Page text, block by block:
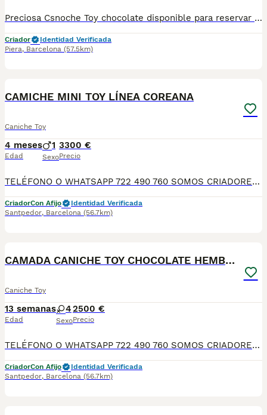
Preciosa Csnoche Toy chocolate disponible para reservar . Centro Canino Vallbonica es mucho más que un centro de cría , es una familia comprometida con el bienestar animal y la cria responsable, siendo Criadores directos, sin intermediarios, con más de 20 años de experiencia. Apostamos por la cría responsable y una cuidada selección por ello todos nuestros bebés nacen y se crían en nuestras instalaciones , asegurando así un correcto desarrollo y una magnífica socialización, consiguiendo en cada ejemplar un carácter juguetón y extrovertido algo primordial para su adaptación como un miembro más en tu familia . Se entregan con el carnet de vacunas con el plan correspondiente a su edad , desparasitados y microchip implantado y activado en registro de Anicom. Facilitamos junto al cachorro contrato de compra con garantías víricas de 15 días y congénitas de 1 año . Contamos con un gran equipo de profesionales entre los que se encuentran educadores, auxiliares y Veterinarios ofreciendo los controles sanitarios necesarios así como continua vigilancia asegurando su bienestar . Hacemos envíos a toda España con empresa de transporte privado, proporcionando un viaje confortable y ofreciendo las atenciones necesarias a nuestros bebés . Si estás interesado en alguno de nuestros ejemplares solicita información sin compromiso al 722269698 . También atendemos vía WhatsApp . PRECIO REAL ( incluye el IVA) .
Criador
Identidad Verificada
Piera, Barcelona (57.5km)
CAMICHE MINI TOY LÍNEA COREANA
Caniche Toy
4 meses
Edad
1
Sexo
3300 €
Precio
TELÉFONO O WHATSAPP 722 490 760 SOMOS CRIADORES DIRECTOS SIN INTERMEDIARIOS! MÁS DE 20 AÑOS EN EL SECTOR NOS AVALAN, VALORANDO TANTO LA CRIA RESPONSABLE COMO TAMBIÉN LA SELECCIÓN PARA MEJORAR LA RAZA DURANTE TODOS ESTOS AÑOS. NUESTROS CACHORROS SE ENTREGAN PREVIAMENTE REVISADOS POR NUESTRO VETERINARIO PROFESIONAL Y BAJO LOS MAS ESTRICTOS CONTROLES DE SALUD, HACEMOS HINCAPIÉ EN SU SOCIABILIZACIÓN PARA SU CORRECTO DESARROLLO NEUROLOGICO! Y OS ASESORAMOS ANTES DURANTE Y DESPUES DE LA ENTREGA PARA QUE TODO SEA LO MAS AFABLE Y FACIL POSIBLE DURANTE LA ADAPTACION! NUESTROS BEBES SE ENTREGAN A PARTIR DE LOS DOS MESES CON SUS VACUNAS AL DIA, DESPARASITADOS Y CON GARANTIAS DE SALUD, MICROCHIP Y CARTILLA DE VACUNACION! SI BUSCAS UN COMPAÑERO SANO Y EQUILIBRADO ESTE ES EL LUGAR, TE ASESORAREMOS DURANTE TODO EL PROCESO NO DUDES EN CONSULTAR POR NUESTROS PEQUES AL 722 490 760
CriadorCon Afijo
Identidad Verificada
Santpedor, Barcelona (56.7km)
CAMADA CANICHE TOY CHOCOLATE HEMBRAS
Caniche Toy
13 semanas
Edad
4
Sexo
2500 €
Precio
TELÉFONO O WHATSAPP 722 490 760 SOMOS CRIADORES DIRECTOS SIN INTERMEDIARIOS! MÁS DE 20 AÑOS EN EL SECTOR NOS AVALAN, VALORANDO TANTO LA CRIA RESPONSABLE COMO TAMBIÉN LA SELECCIÓN PARA MEJORAR LA RAZA DURANTE TODOS ESTOS AÑOS. NUESTROS CACHORROS SE ENTREGAN PREVIAMENTE REVISADOS POR NUESTRO VETERINARIO PROFESIONAL Y BAJO LOS MAS ESTRICTOS CONTROLES DE SALUD, HACEMOS HINCAPIÉ EN SU SOCIABILIZACIÓN PARA SU CORRECTO DESARROLLO NEUROLOGICO! Y OS ASESORAMOS ANTES DURANTE Y DESPUES DE LA ENTREGA PARA QUE TODO SEA LO MAS AFABLE Y FACIL POSIBLE DURANTE LA ADAPTACION! NUESTROS BEBES SE ENTREGAN A PARTIR DE LOS DOS MESES CON SUS VACUNAS AL DIA, DESPARASITADOS Y CON GARANTIAS DE SALUD, MICROCHIP Y CARTILLA DE VACUNACION! SI BUSCAS UN COMPAÑERO SANO Y EQUILIBRADO ESTE ES EL LUGAR, TE ASESORAREMOS DURANTE TODO EL PROCESO NO DUDES EN CONSULTAR POR NUESTROS PEQUES AL 722 490 760
CriadorCon Afijo
Identidad Verificada
Santpedor, Barcelona (56.7km)